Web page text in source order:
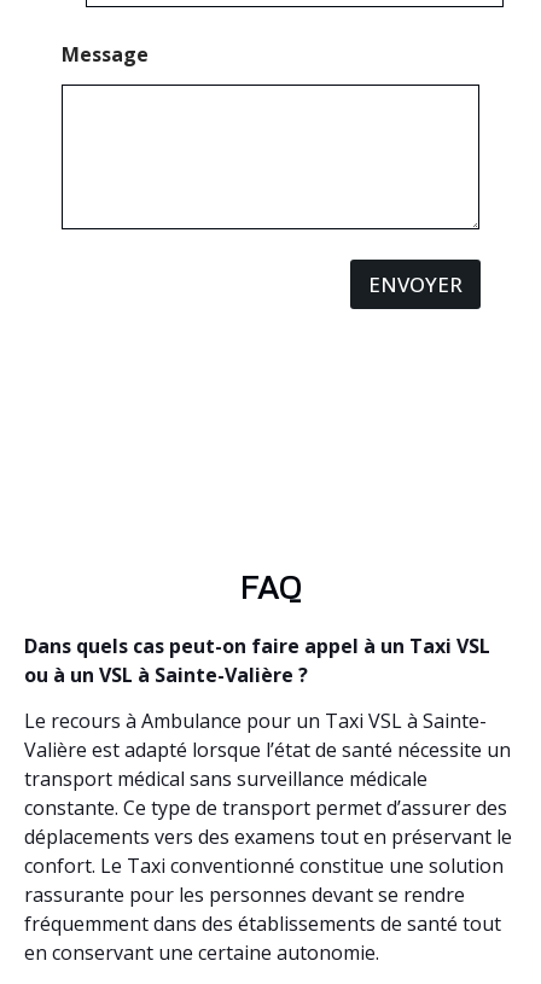
Message
ENVOYER
FAQ
Dans quels cas peut-on faire appel à un Taxi VSL
ou à un VSL à Sainte-Valière ?
Le recours à Ambulance pour un Taxi VSL à Sainte-
Valière est adapté lorsque l’état de santé nécessite un
transport médical sans surveillance médicale
constante. Ce type de transport permet d’assurer des
déplacements vers des examens tout en préservant le
confort. Le Taxi conventionné constitue une solution
rassurante pour les personnes devant se rendre
fréquemment dans des établissements de santé tout
en conservant une certaine autonomie.